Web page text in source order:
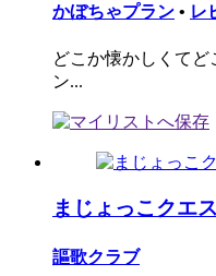
かぼちゃプラン • レ
どこか懐かしくてど
ン...
まじょっこクエ
謳歌クラブ